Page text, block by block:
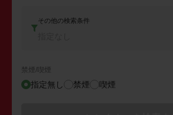
その他の検索条件
禁煙/喫煙
指定無し 禁煙 喫煙